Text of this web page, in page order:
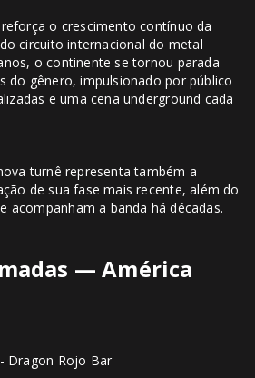
o crescimento contínuo da
circuito internacional do metal
o continente se tornou parada
do gênero, impulsionado por público
e uma cena underground cada
turnê representa também a
de sua fase mais recente, além do
acompanham a banda há décadas.
— América
Dragon Rojo Bar